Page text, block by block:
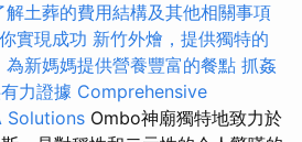
解土葬的費用結構及其他相關事項
實現成功 新竹外燴，提供獨特的
為新媽媽提供營養豐富的餐點 抓姦
力證據 Comprehensive
Solutions Ombo神廟獨特地致力於